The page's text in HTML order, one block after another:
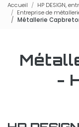
Accueil
HP DESIGN,
Entreprise de
Métallerie Capbreton
-